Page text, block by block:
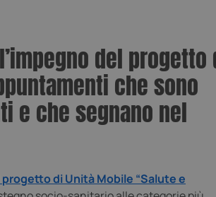
del progetto
che sono
e che segnano nel
di Unità Mobile “Salute e